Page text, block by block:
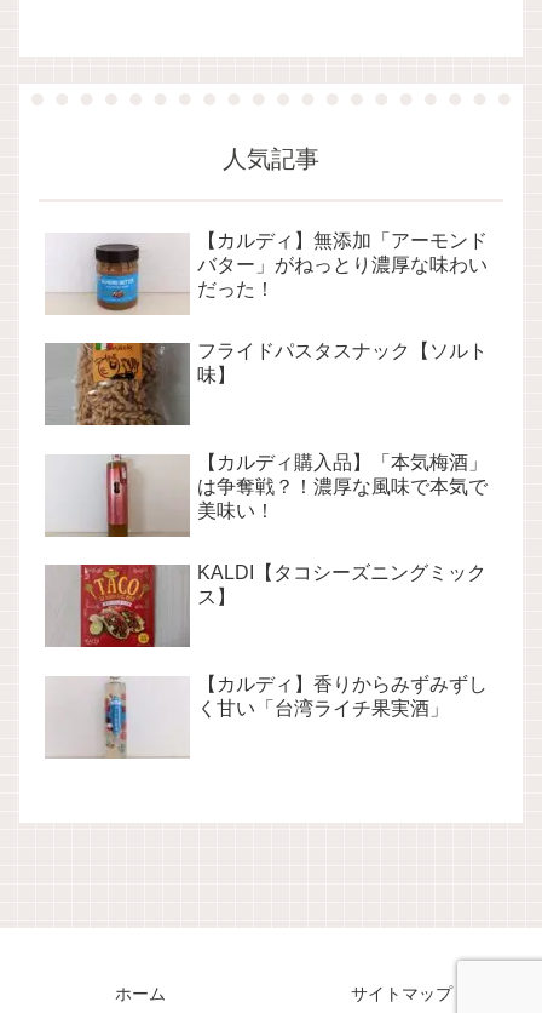
人気記事
【カルディ】無添加「アーモンド
バター」がねっとり濃厚な味わい
だった！
フライドパスタスナック【ソルト
味】
【カルディ購入品】「本気梅酒」
は争奪戦？！濃厚な風味で本気で
美味い！
KALDI【タコシーズニングミック
ス】
【カルディ】香りからみずみずし
く甘い「台湾ライチ果実酒」
ホーム サイトマップ